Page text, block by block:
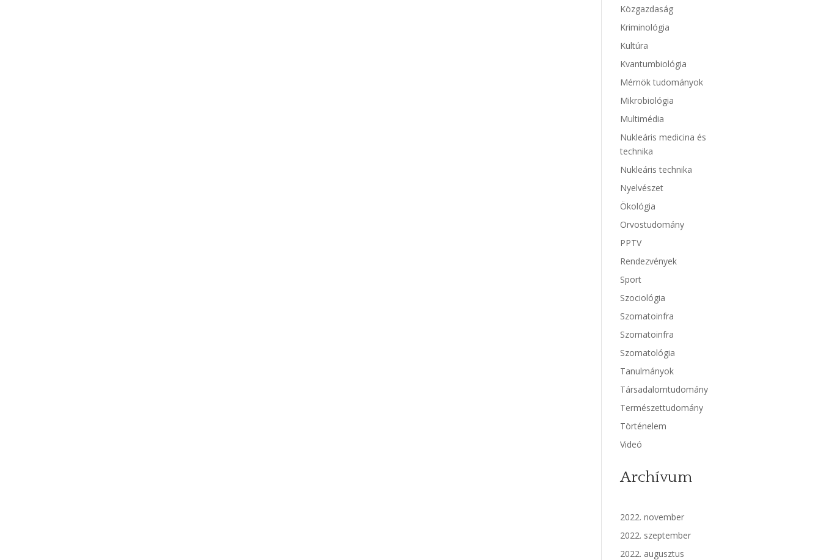
Közgazdaság
Kriminológia
Kultúra
Kvantumbiológia
Mérnök tudományok
Mikrobiológia
Multimédia
Nukleáris medicina és
technika
Nukleáris technika
Nyelvészet
Ökológia
Orvostudomány
PPTV
Rendezvények
Sport
Szociológia
Szomatoinfra
Szomatoinfra
Szomatológia
Tanulmányok
Társadalomtudomány
Természettudomány
Történelem
Videó
Archívum
2022. november
2022. szeptember
2022. augusztus